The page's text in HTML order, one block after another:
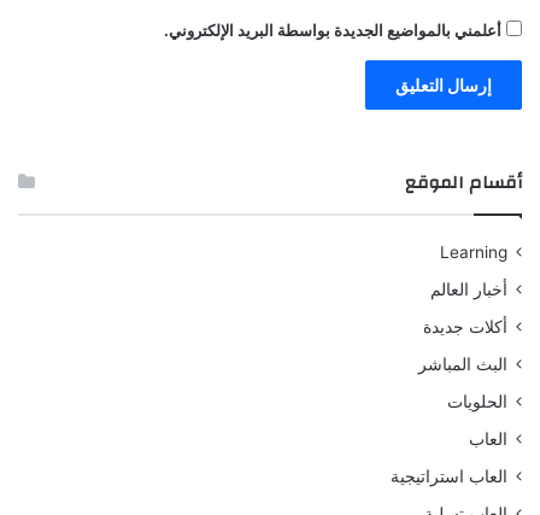
أعلمني بالمواضيع الجديدة بواسطة البريد الإلكتروني.
أقسام الموقع
Learning
أخبار العالم
أكلات جديدة
البث المباشر
الحلويات
العاب
العاب استراتيجية